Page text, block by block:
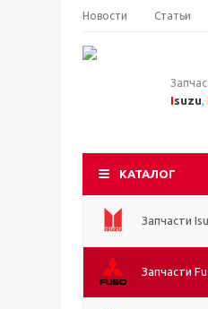
Новости Статьи
Isuzu,
КАТАЛОГ
Запчасти
Запчасти